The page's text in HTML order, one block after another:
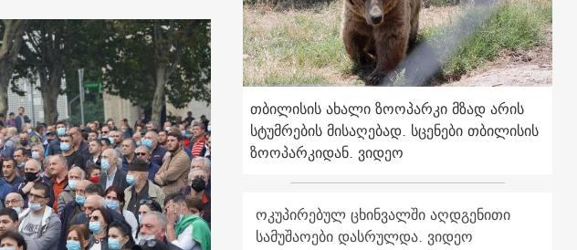
თბილისის ახალი ზოოპარკი მზად არის
სტუმრების მისაღებად. სცენები თბილისის
ზოოპარკიდან. ვიდეო
ოკუპირებულ ცხინვალში აღდგენითი
სამუშაოები დასრულდა. ვიდეო